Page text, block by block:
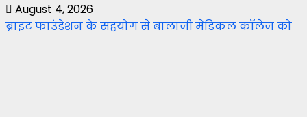
August 4, 2026
ब्राइट फाउंडेशन के सहयोग से बालाजी मेडिकल कॉलेज को